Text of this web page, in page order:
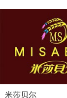
米莎贝尔